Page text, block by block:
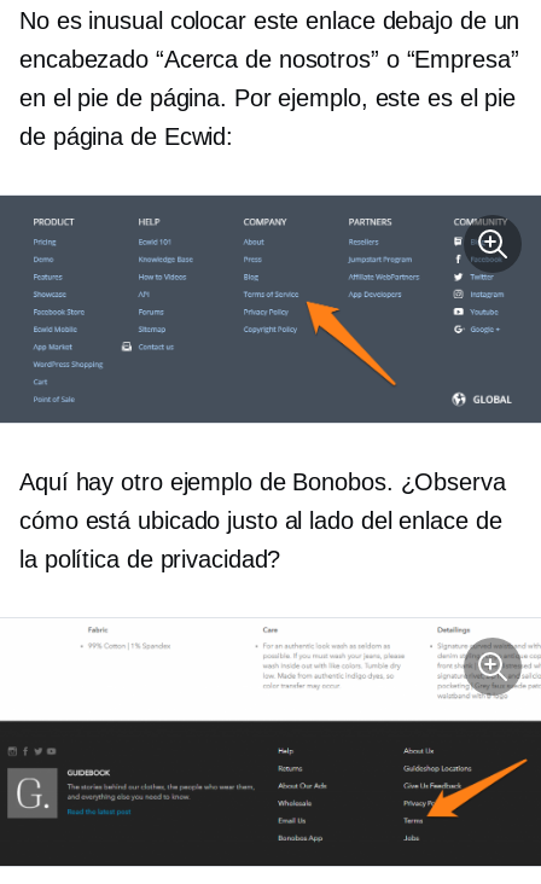
No es inusual colocar este enlace debajo de un
encabezado “Acerca de nosotros” o “Empresa”
en el pie de página. Por ejemplo, este es el pie
de página de Ecwid:
Aquí hay otro ejemplo de Bonobos. ¿Observa
cómo está ubicado justo al lado del enlace de
la política de privacidad?